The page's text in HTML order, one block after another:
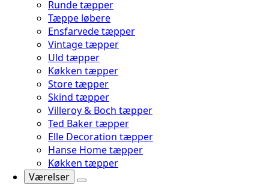
Runde tæpper
Tæppe løbere
Ensfarvede tæpper
Vintage tæpper
Uld tæpper
Køkken tæpper
Store tæpper
Skind tæpper
Villeroy & Boch tæpper
Ted Baker tæpper
Elle Decoration tæpper
Hanse Home tæpper
Køkken tæpper
Værelser